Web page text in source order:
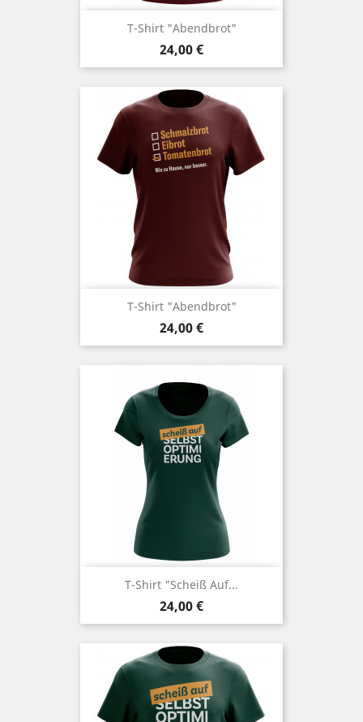
T-Shirt "Abendbrot"
Preis
24,00 €
T-Shirt "Abendbrot"
Preis
24,00 €
T-Shirt "Scheiß Auf...
Preis
24,00 €